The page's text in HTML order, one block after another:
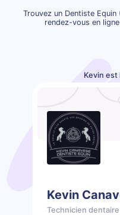
Trouvez un Dentiste
rendez-vous en
Kevin est
Kevin
Technicien